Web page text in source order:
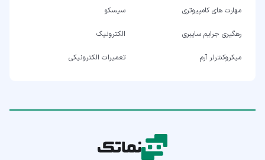
مهارت های کامپیوتری سیسکو
رهگیری جرایم سایبری الکترونیک
میکروکنترلر آرم تعمیرات الکترونیکی